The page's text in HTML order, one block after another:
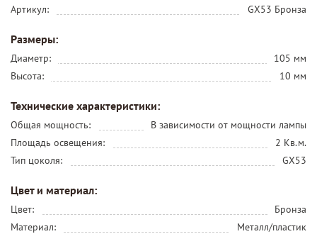
Артикул: GX53 Бронза
Размеры:
Диаметр:
105 мм
Высота:
10 мм
Технические характеристики:
Общая мощность:
В зависимости от мощности лампы
Площадь освещения:
2 Кв.м.
Тип цоколя:
GX53
Цвет и материал:
Цвет:
Бронза
Материал:
Металл/пластик